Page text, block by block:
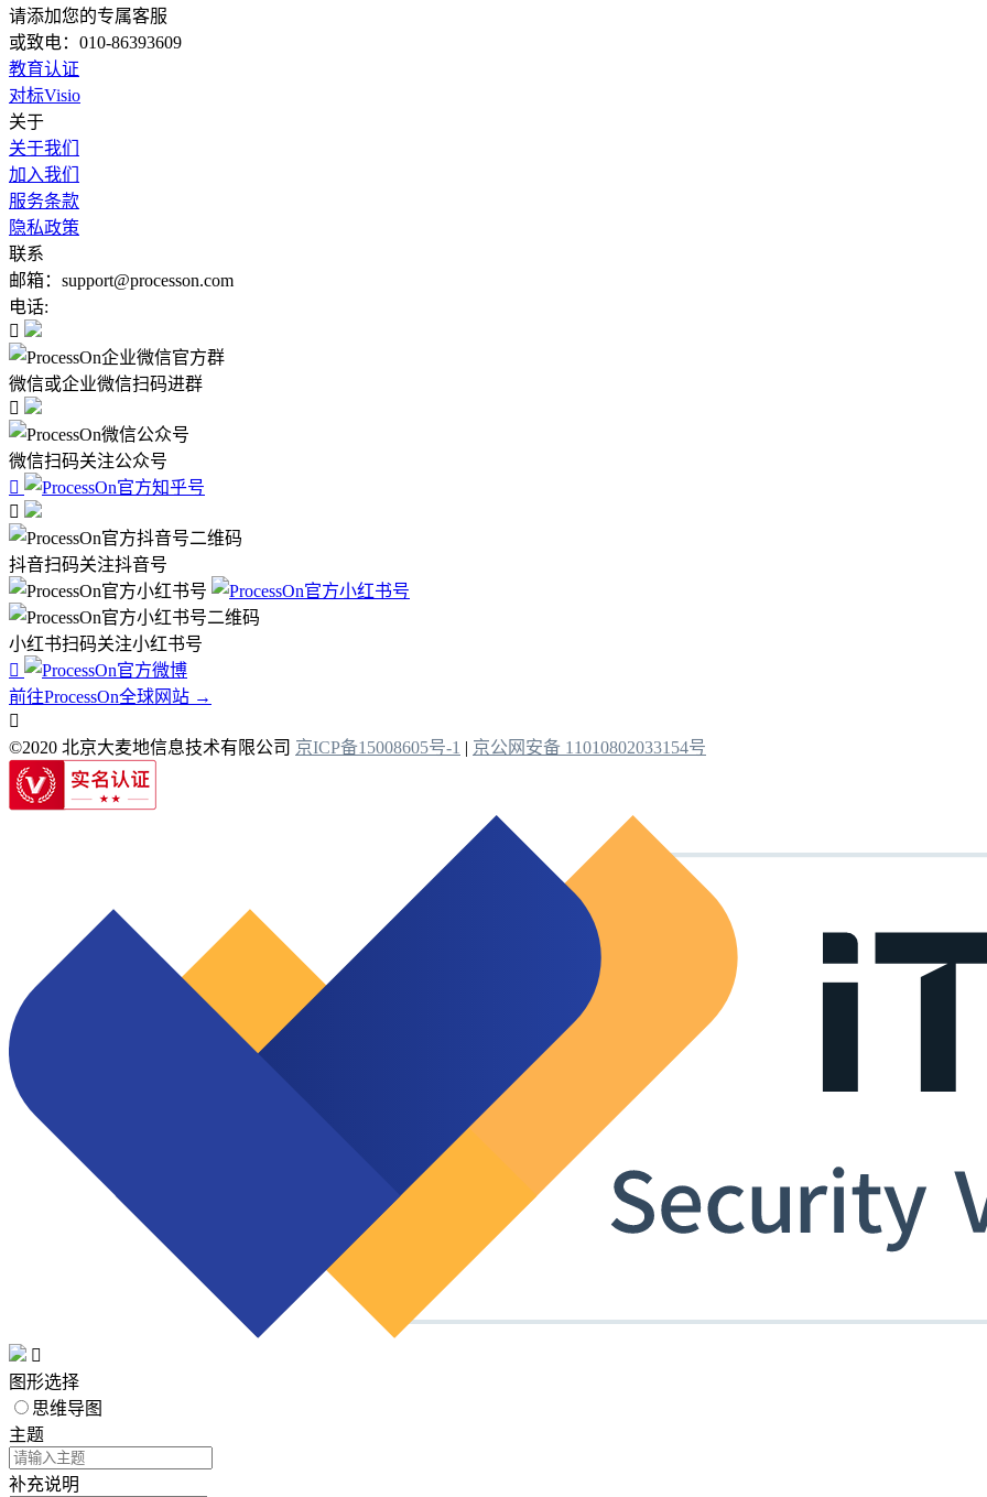
请添加您的专属客服
或致电：010-86393609
教育认证
对标Visio
关于
关于我们
加入我们
服务条款
隐私政策
联系
邮箱：support@processon.com
电话:

微信或企业微信扫码进群

微信扫码关注公众号


抖音扫码关注抖音号
小红书扫码关注小红书号

前往ProcessOn全球网站 →

©2020 北京大麦地信息技术有限公司 京ICP备15008605号-1 | 京公网安备 11010802033154号

图形选择
思维导图
主题
补充说明